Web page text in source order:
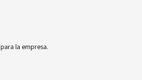
la empresa.